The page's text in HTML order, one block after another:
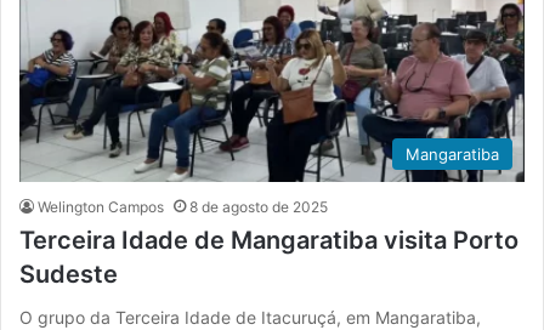
Mangaratiba
Welington Campos 8 de agosto de 2025
Terceira Idade de Mangaratiba visita Porto
Sudeste
O grupo da Terceira Idade de Itacuruçá, em Mangaratiba,